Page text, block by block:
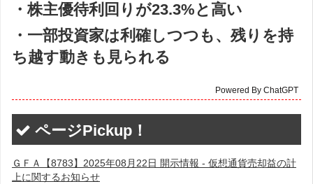
・株主優待利回りが23.3%と高い
・一部投資家は利確しつつも、残りを持
ち越す動きも見られる
Powered By ChatGPT
ページPickup！
ＧＦＡ【8783】2025年08月22日 開示情報 - 仮想通貨売却益の計
上に関するお知らせ